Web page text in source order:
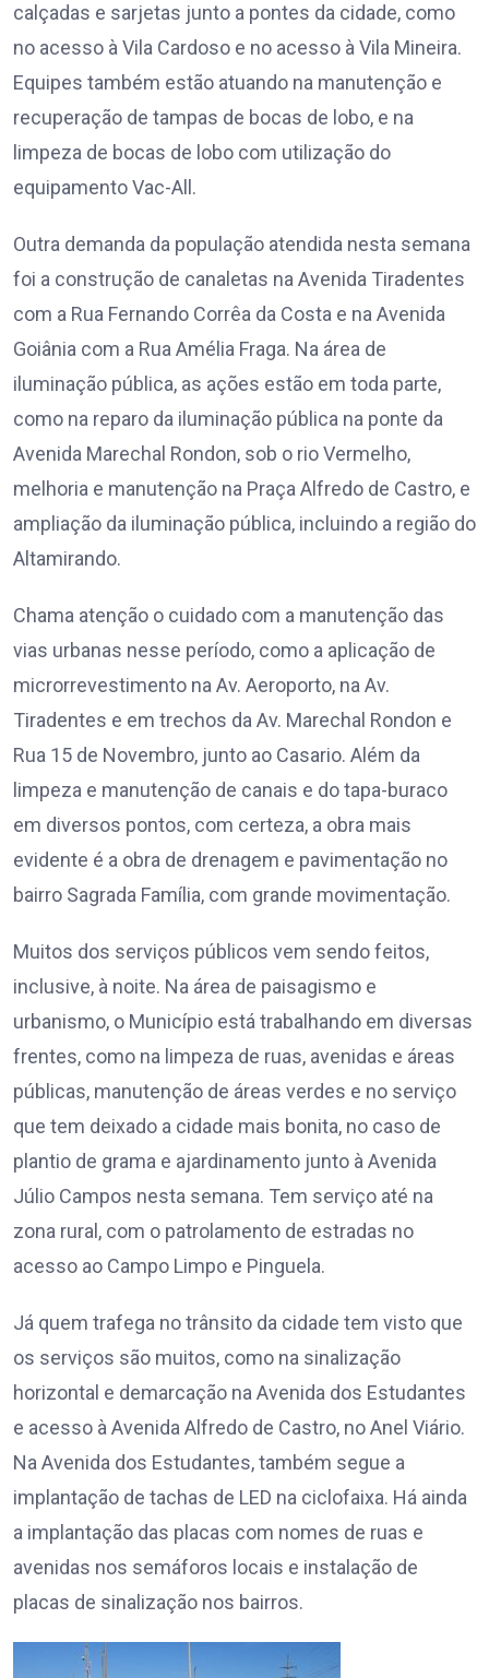
calçadas e sarjetas junto a pontes da cidade, como
no acesso à Vila Cardoso e no acesso à Vila Mineira.
Equipes também estão atuando na manutenção e
recuperação de tampas de bocas de lobo, e na
limpeza de bocas de lobo com utilização do
equipamento Vac-All.
Outra demanda da população atendida nesta semana
foi a construção de canaletas na Avenida Tiradentes
com a Rua Fernando Corrêa da Costa e na Avenida
Goiânia com a Rua Amélia Fraga. Na área de
iluminação pública, as ações estão em toda parte,
como na reparo da iluminação pública na ponte da
Avenida Marechal Rondon, sob o rio Vermelho,
melhoria e manutenção na Praça Alfredo de Castro, e
ampliação da iluminação pública, incluindo a região do
Altamirando.
Chama atenção o cuidado com a manutenção das
vias urbanas nesse período, como a aplicação de
microrrevestimento na Av. Aeroporto, na Av.
Tiradentes e em trechos da Av. Marechal Rondon e
Rua 15 de Novembro, junto ao Casario. Além da
limpeza e manutenção de canais e do tapa-buraco
em diversos pontos, com certeza, a obra mais
evidente é a obra de drenagem e pavimentação no
bairro Sagrada Família, com grande movimentação.
Muitos dos serviços públicos vem sendo feitos,
inclusive, à noite. Na área de paisagismo e
urbanismo, o Município está trabalhando em diversas
frentes, como na limpeza de ruas, avenidas e áreas
públicas, manutenção de áreas verdes e no serviço
que tem deixado a cidade mais bonita, no caso de
plantio de grama e ajardinamento junto à Avenida
Júlio Campos nesta semana. Tem serviço até na
zona rural, com o patrolamento de estradas no
acesso ao Campo Limpo e Pinguela.
Já quem trafega no trânsito da cidade tem visto que
os serviços são muitos, como na sinalização
horizontal e demarcação na Avenida dos Estudantes
e acesso à Avenida Alfredo de Castro, no Anel Viário.
Na Avenida dos Estudantes, também segue a
implantação de tachas de LED na ciclofaixa. Há ainda
a implantação das placas com nomes de ruas e
avenidas nos semáforos locais e instalação de
placas de sinalização nos bairros.